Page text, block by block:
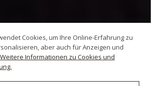
Cookies, um Ihre Online-Erfahrung zu
aber auch für Anzeigen und
Weitere Informationen zu Cookies und